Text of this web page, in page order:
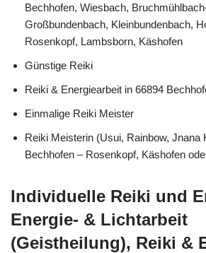
Bechhofen, Wiesbach,
Großbundenbach, Kleinbundenbach,
Rosenkopf, Lambsborn, Käshofen
Günstige Reiki
Reiki & Energiearbeit in 66894
Einmalige Reiki Meister
Reiki Meisterin (Usui, Rainbow, Jnana
Bechhofen – Rosenkopf, Käshofen
Individuelle Reiki und
Energie- & Lichtarbeit
(Geistheilung), Reiki &